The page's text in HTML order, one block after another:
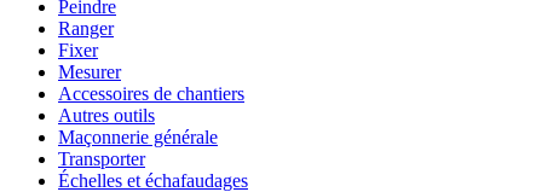
Peindre
Ranger
Fixer
Mesurer
Accessoires de chantiers
Autres outils
Maçonnerie générale
Transporter
Échelles et échafaudages